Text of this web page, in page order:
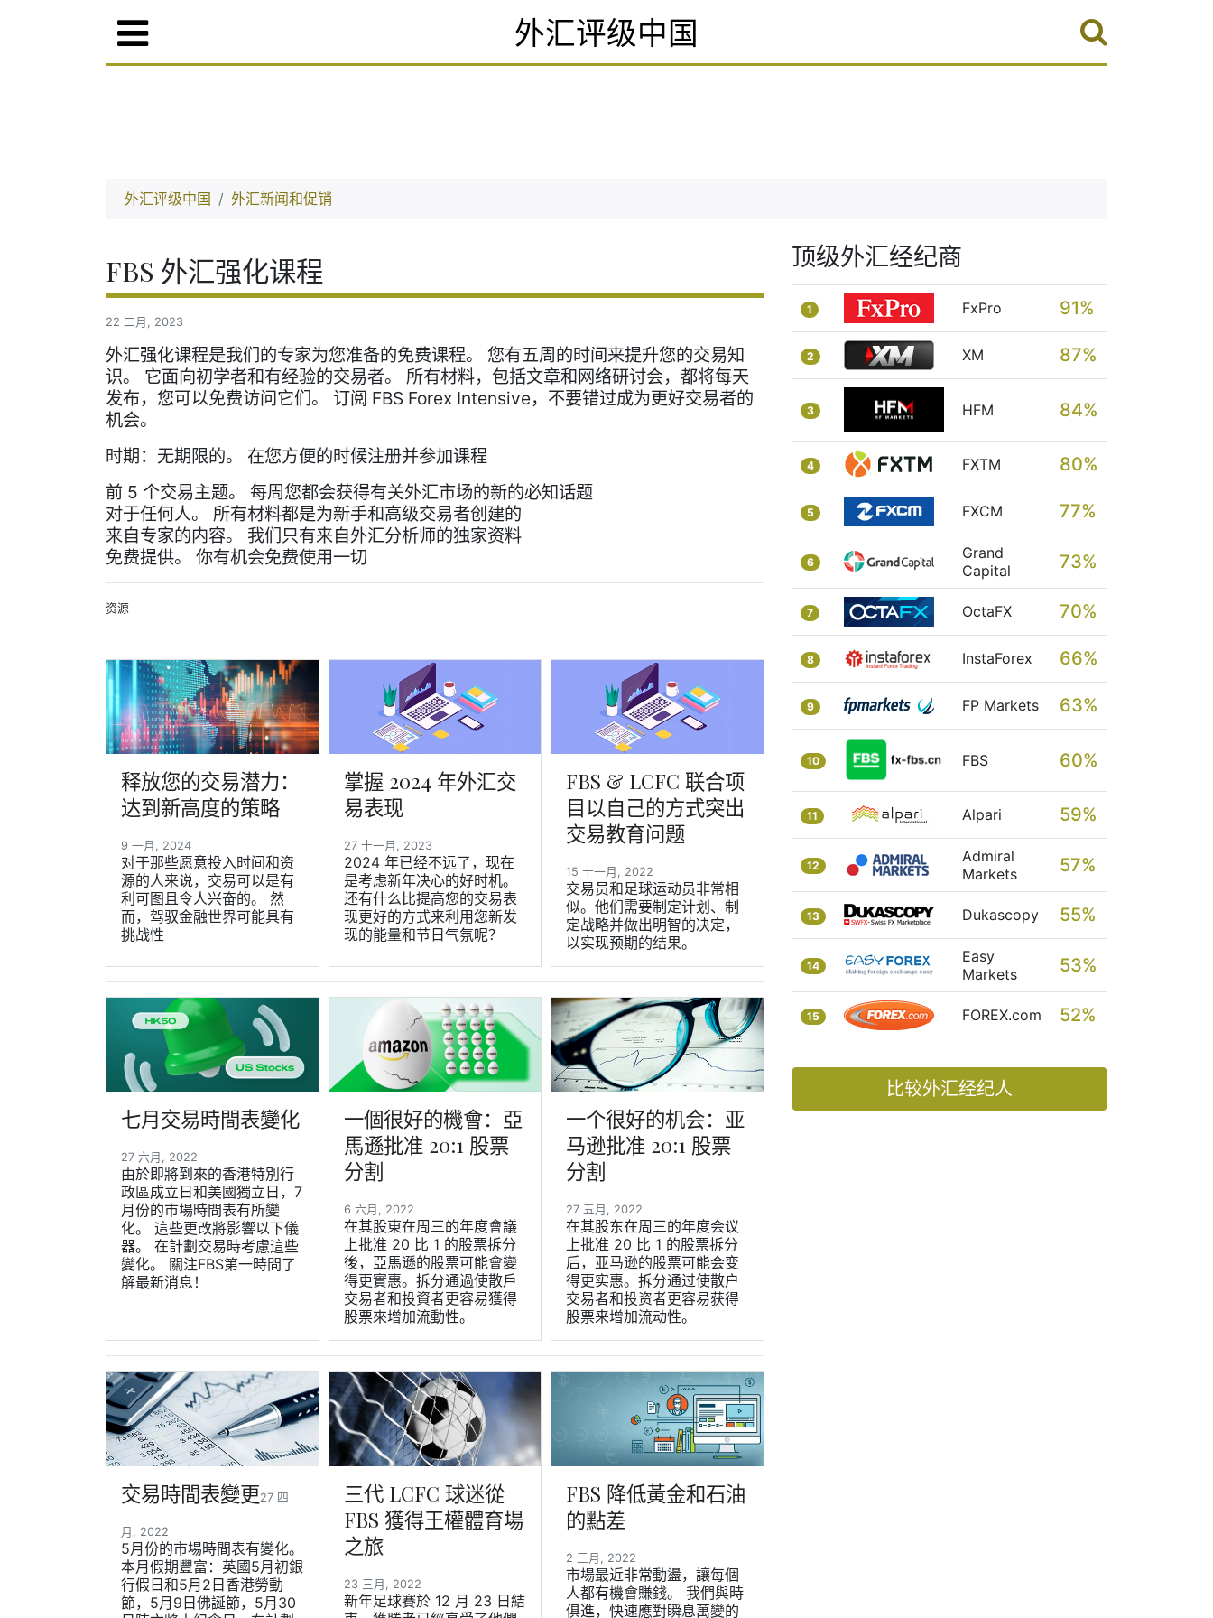
外汇评级中国
外汇评级中国 外汇新闻和促销
FBS 外汇强化课程
22 二月, 2023
外汇强化课程是我们的专家为您准备的免费课程。 您有五周的时间来提升您的交易知
识。 它面向初学者和有经验的交易者。 所有材料，包括文章和网络研讨会，都将每天
发布，您可以免费访问它们。 订阅 FBS Forex Intensive，不要错过成为更好交易者的
机会。
时期：无期限的。 在您方便的时候注册并参加课程
前 5 个交易主题。 每周您都会获得有关外汇市场的新的必知话题
对于任何人。 所有材料都是为新手和高级交易者创建的
来自专家的内容。 我们只有来自外汇分析师的独家资料
免费提供。 你有机会免费使用一切
资源
释放您的交易潜力：
达到新高度的策略
9 一月, 2024
对于那些愿意投入时间和资
源的人来说，交易可以是有
利可图且令人兴奋的。 然
而，驾驭金融世界可能具有
挑战性
掌握 2024 年外汇交
易表现
27 十一月, 2023
2024 年已经不远了，现在
是考虑新年决心的好时机。
还有什么比提高您的交易表
现更好的方式来利用您新发
现的能量和节日气氛呢？
FBS & LCFC 联合项
目以自己的方式突出
交易教育问题
15 十一月, 2022
交易员和足球运动员非常相
似。他们需要制定计划、制
定战略并做出明智的决定，
以实现预期的结果。
七月交易時間表變化
27 六月, 2022
由於即將到來的香港特別行
政區成立日和美國獨立日，7
月份的市場時間表有所變
化。 這些更改將影響以下儀
器。 在計劃交易時考慮這些
變化。 關注FBS第一時間了
解最新消息！
一個很好的機會：亞
馬遜批准 20:1 股票
分割
6 六月, 2022
在其股東在周三的年度會議
上批准 20 比 1 的股票拆分
後，亞馬遜的股票可能會變
得更實惠。拆分通過使散戶
交易者和投資者更容易獲得
股票來增加流動性。
一个很好的机会：亚
马逊批准 20:1 股票
分割
27 五月, 2022
在其股东在周三的年度会议
上批准 20 比 1 的股票拆分
后，亚马逊的股票可能会变
得更实惠。拆分通过使散户
交易者和投资者更容易获得
股票来增加流动性。
交易時間表變更27 四
月, 2022
5月份的市場時間表有變化。
本月假期豐富：英國5月初銀
行假日和5月2日香港勞動
節，5月9日佛誕節，5月30
三代 LCFC 球迷從
FBS 獲得王權體育場
之旅
23 三月, 2022
新年足球賽於 12 月 23 日結
FBS 降低黃金和石油
的點差
2 三月, 2022
市場最近非常動盪，讓每個
人都有機會賺錢。 我們與時
俱進，快速應對瞬息萬變的
顶级外汇经纪商
1 FxPro 91%
2 XM 87%
3 HFM 84%
4 FXTM 80%
5 FXCM 77%
6
Grand
Capital
73%
7 OctaFX 70%
8 InstaForex 66%
9 FP Markets 63%
10 FBS 60%
11 Alpari 59%
12
Admiral
Markets
57%
13 Dukascopy 55%
14
Easy
Markets
53%
15 FOREX.com 52%
比较外汇经纪人